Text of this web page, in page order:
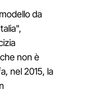
da
non è
nel 2015, la